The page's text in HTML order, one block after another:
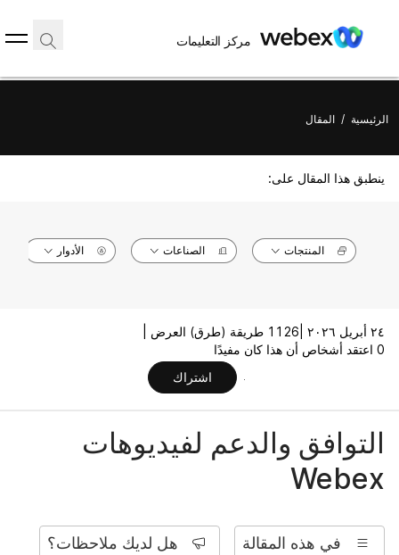
مركز التعليمات
الرئيسية / المقال
ينطبق هذا المقال على:
المنتجات الصناعات الأدوار
٢٤ أبريل ٢٠٢٦ |
1126 طريقة (طرق) العرض |
0 اعتقد أشخاص أن هذا كان مفيدًا
اشتراك
التوافق والدعم لفيديوهات
Webex
في هذه المقالة هل لديك ملاحظات؟